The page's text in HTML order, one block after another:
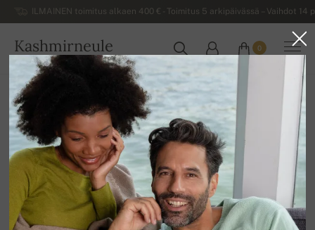
ILMAINEN toimitus alkaen 400 € - Toimitus 5 arkipäivässä – Vaihdot
Kashmirneule
SUOMI
0
Kotiin